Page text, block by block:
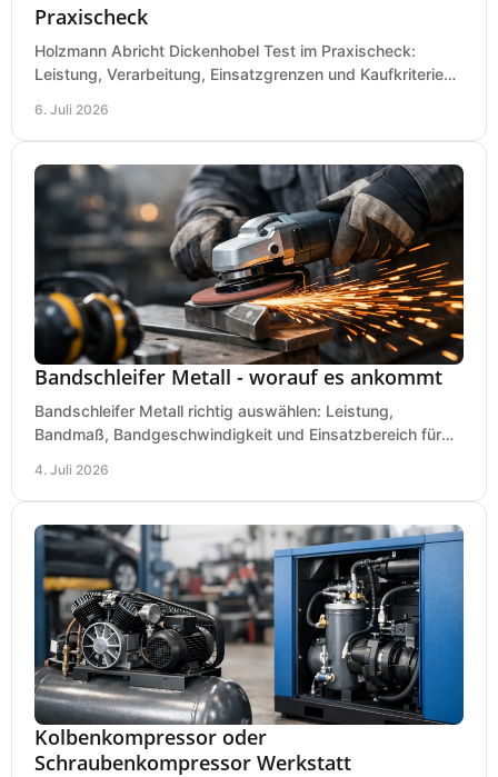
Praxischeck
Holzmann Abricht Dickenhobel Test im Praxischeck:
Leistung, Verarbeitung, Einsatzgrenzen und Kaufkriterien
6. Juli 2026
Bandschleifer Metall - worauf es ankommt
Bandschleifer Metall richtig auswählen: Leistung,
Bandmaß, Bandgeschwindigkeit und Einsatzbereich für
4. Juli 2026
Kolbenkompressor oder
Schraubenkompressor Werkstatt